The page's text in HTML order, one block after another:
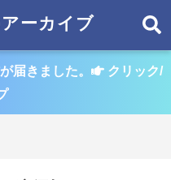
ーカイブ
届きました。
クリック/